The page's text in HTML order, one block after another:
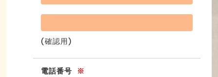
(確認用)
電話番号 ※